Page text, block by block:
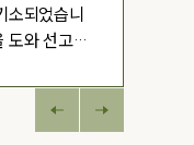
소되었습니
도와 선고유